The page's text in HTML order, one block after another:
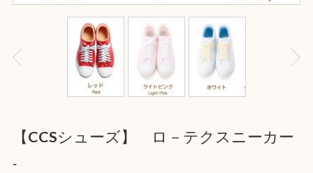
【CCSシューズ】 ロ－テクスニーカー
-